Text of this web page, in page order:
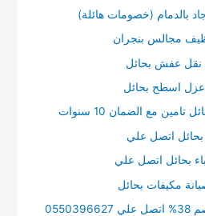
بالدمام (خصومات هائلة)
مجالس بنجران
عفش بحائل
اسطح بحائل
مع الضمان 10 سنوات
اتصل علي
بحائل اتصل علي
مكيفات بحائل